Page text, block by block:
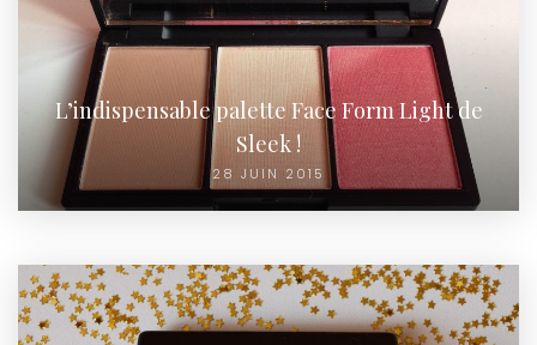
L’indispensable palette Face Form Light de
Sleek !
28 JUIN 2015